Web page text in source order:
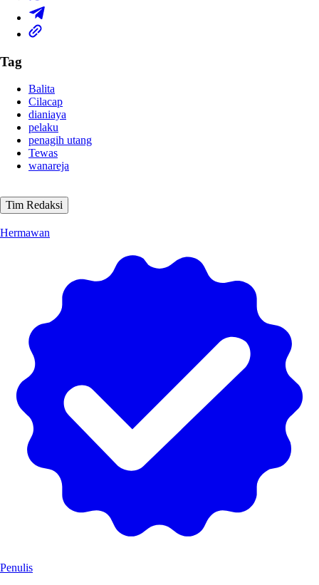
Tag
Balita
Cilacap
dianiaya
pelaku
penagih utang
Tewas
wanareja
Tim Redaksi
Hermawan
Penulis